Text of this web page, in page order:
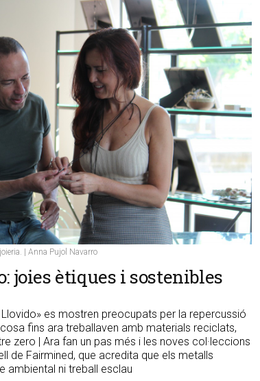
| Anna Pujol Navarro
joies ètiques i sostenibles
Llovido» es mostren preocupats per la repercussió
fins ara treballaven amb materials reciclats,
zero | Ara fan un pas més i les noves col·leccions
de Fairmined, que acredita que els metalls
ambiental ni treball esclau